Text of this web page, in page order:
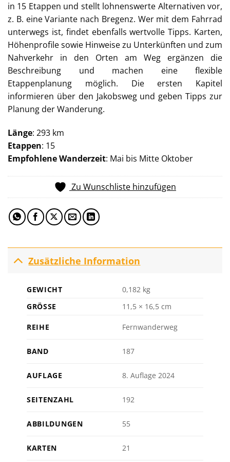
in 15 Etappen und stellt lohnenswerte Alternativen vor,
z. B. eine Variante nach Bregenz. Wer mit dem Fahrrad
unterwegs ist, findet ebenfalls wertvolle Tipps. Karten,
Höhenprofile sowie Hinweise zu Unterkünften und zum
Nahverkehr in den Orten am Weg ergänzen die
Beschreibung und machen eine flexible
Etappenplanung möglich. Die ersten Kapitel
informieren über den Jakobsweg und geben Tipps zur
Planung der Wanderung.
Länge: 293 km
Etappen: 15
Empfohlene Wanderzeit: Mai bis Mitte Oktober
Zu Wunschliste hinzufügen
Zusätzliche Information
GEWICHT
0,182 kg
GRÖSSE
11,5 × 16,5 cm
REIHE Fernwanderweg
BAND 187
AUFLAGE 8. Auflage 2024
SEITENZAHL 192
ABBILDUNGEN 55
KARTEN 21